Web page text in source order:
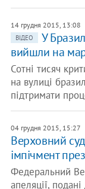
14 грудня 2015, 13:08
ВІДЕО
У
вийшли на
Сотні тисяч
на вулиці
підтримати
04 грудня 2015, 15:27
Верховний
імпічмент
Федеральний
апеляції,